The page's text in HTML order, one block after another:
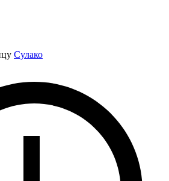
Сулако